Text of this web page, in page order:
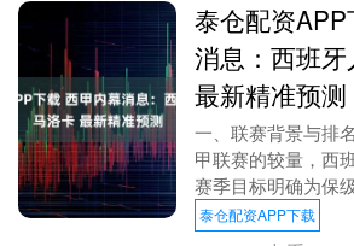
泰仓配资
消息：西班
最新精准预测
一、联赛背景与排
甲联赛的较量，西
赛季目标明确为保
下游，距离降级区
则以稳健表现稳居....
泰仓配资APP下载